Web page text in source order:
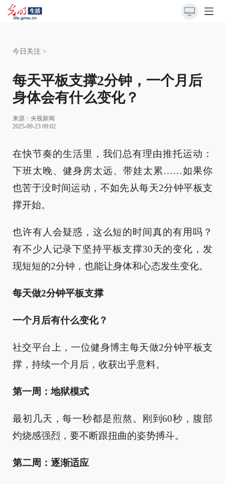
今日关注 >
每天平板支撑2分钟，一个月后
身体会有什么变化？
来源： 央视新闻
2025-09-23 09:02
在快节奏的生活里，我们总有理由推托运动：
下班太晚、健身房太远、带娃太累……如果你
也苦于没时间运动，不如先从每天2分钟平板支
撑开始。
也许有人会疑惑，这么短的时间真的有用吗？
有不少人记录下坚持平板支撑30天的变化，发
现短短的2分钟，也能让身体和心态发生变化。
每天做2分钟平板支撑
一个月后有什么变化？
社交平台上，一位健身博主每天做2分钟平板支
撑，持续一个月后，收获出乎意料。
第一周：地狱模式
最初几天，每一秒都是煎熬。刚到60秒，腹部
灼烧感强烈，要不断跟扭曲的姿势搏斗。
第二周：逐渐适应